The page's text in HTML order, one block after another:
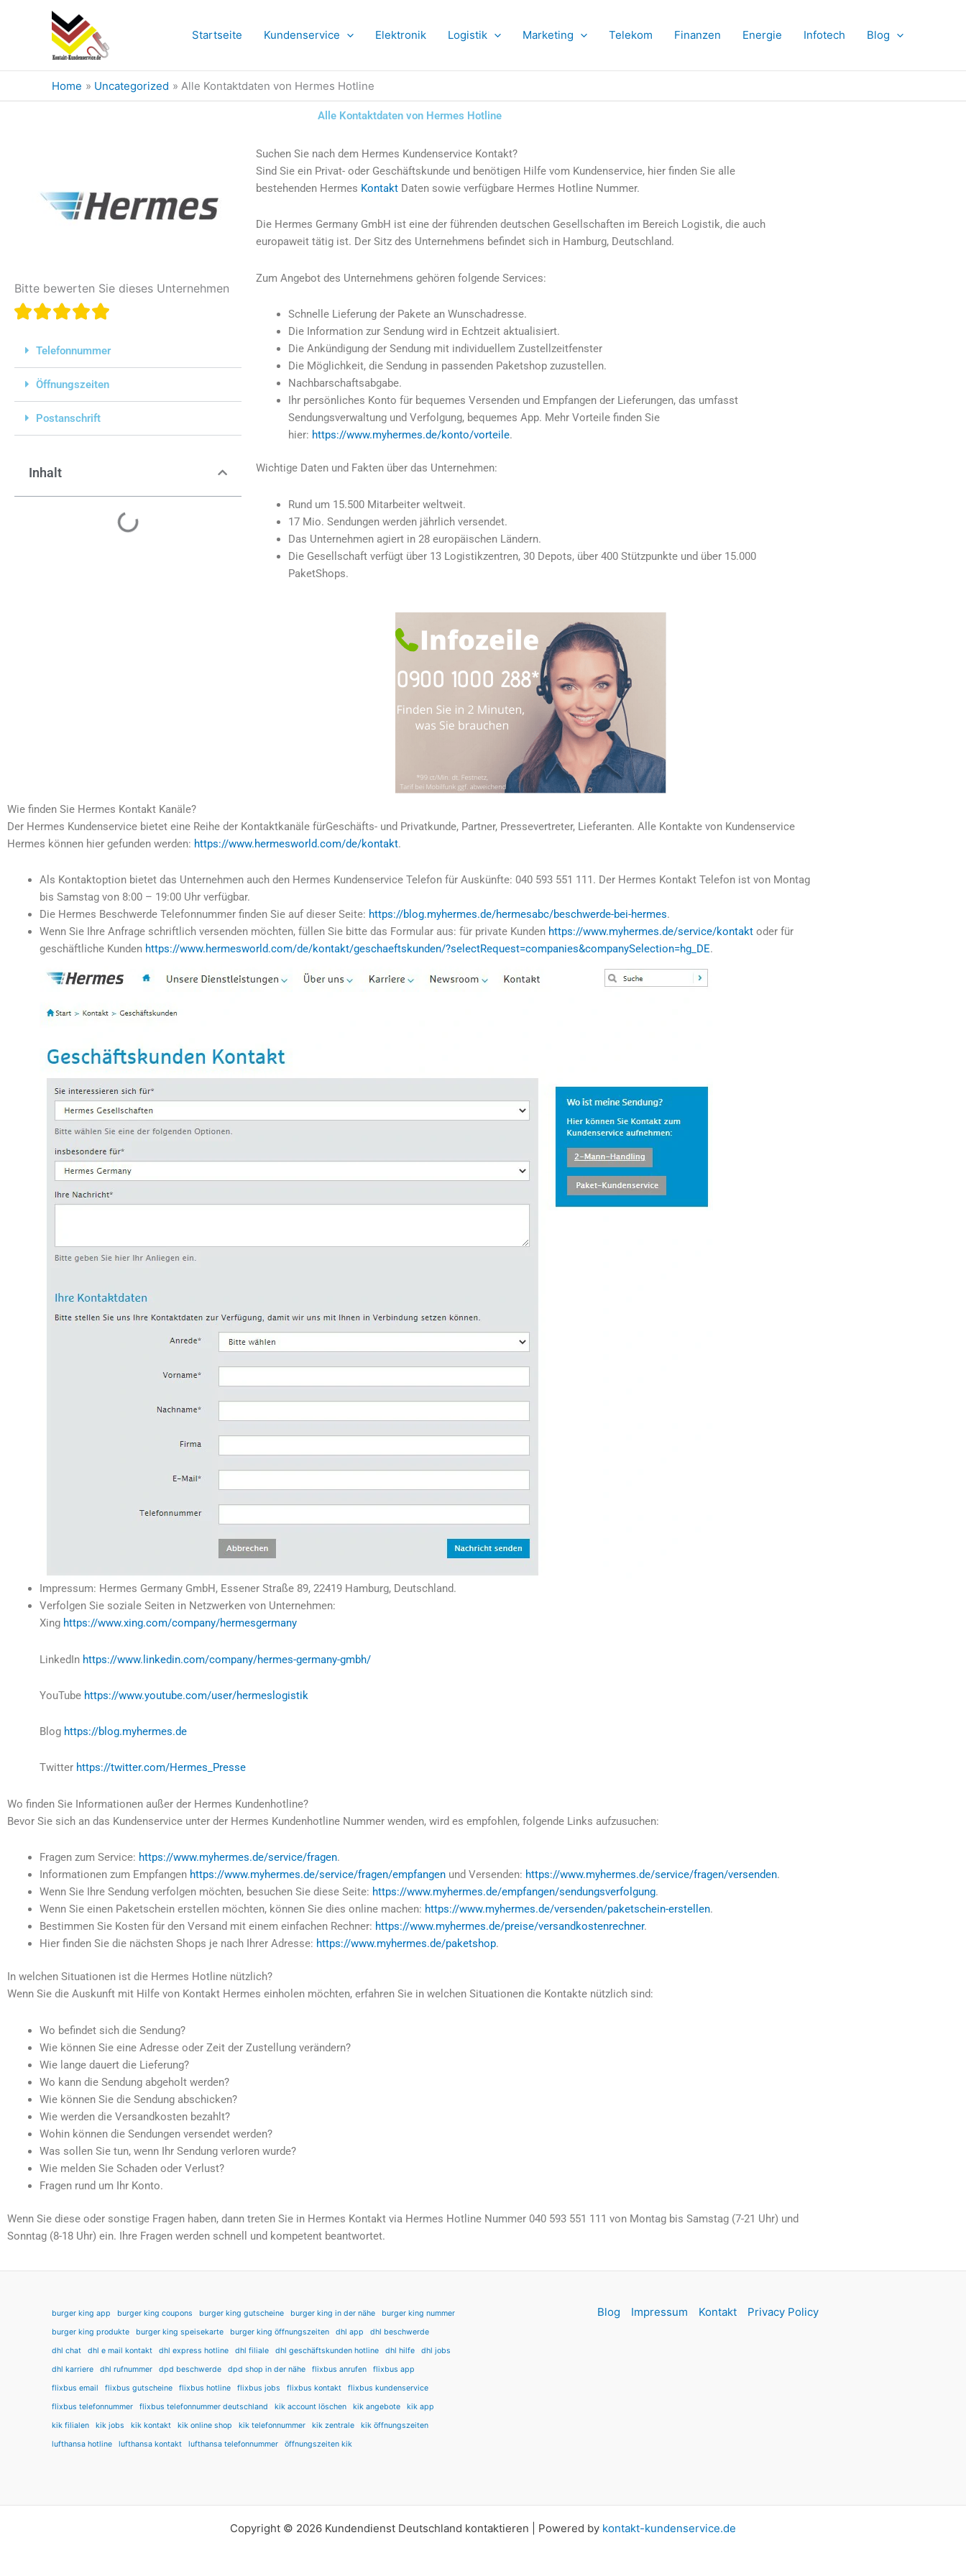
Startseite Kundenservice Elektronik Logistik Marketing Telekom Finanzen Energie Infotech Blog
Home Uncategorized Alle Kontaktdaten von Hermes Hotline
Alle Kontaktdaten von Hermes Hotline
Bitte bewerten Sie dieses Unternehmen
Telefonnummer
Öffnungszeiten
Postanschrift
Inhalt
Suchen Sie nach dem Hermes Kundenservice Kontakt?
Sind Sie ein Privat- oder Geschäftskunde und benötigen Hilfe vom Kundenservice, hier finden Sie alle
bestehenden Hermes Kontakt Daten sowie verfügbare Hermes Hotline Nummer.
Die Hermes Germany GmbH ist eine der führenden deutschen Gesellschaften im Bereich Logistik, die auch
europaweit tätig ist. Der Sitz des Unternehmens befindet sich in Hamburg, Deutschland.
Zum Angebot des Unternehmens gehören folgende Services:
Schnelle Lieferung der Pakete an Wunschadresse.
Die Information zur Sendung wird in Echtzeit aktualisiert.
Die Ankündigung der Sendung mit individuellem Zustellzeitfenster
Die Möglichkeit, die Sendung in passenden Paketshop zuzustellen.
Nachbarschaftsabgabe.
Ihr persönliches Konto für bequemes Versenden und Empfangen der Lieferungen, das umfasst
Sendungsverwaltung und Verfolgung, bequemes App. Mehr Vorteile finden Sie
hier: https://www.myhermes.de/konto/vorteile.
Wichtige Daten und Fakten über das Unternehmen:
Rund um 15.500 Mitarbeiter weltweit.
17 Mio. Sendungen werden jährlich versendet.
Das Unternehmen agiert in 28 europäischen Ländern.
Die Gesellschaft verfügt über 13 Logistikzentren, 30 Depots, über 400 Stützpunkte und über 15.000
PaketShops.
Wie finden Sie Hermes Kontakt Kanäle?
Der Hermes Kundenservice bietet eine Reihe der Kontaktkanäle fürGeschäfts- und Privatkunde, Partner, Pressevertreter, Lieferanten. Alle Kontakte von Kundenservice
Hermes können hier gefunden werden: https://www.hermesworld.com/de/kontakt.
Als Kontaktoption bietet das Unternehmen auch den Hermes Kundenservice Telefon für Auskünfte: 040 593 551 111. Der Hermes Kontakt Telefon ist von Montag
bis Samstag von 8:00 – 19:00 Uhr verfügbar.
Die Hermes Beschwerde Telefonnummer finden Sie auf dieser Seite: https://blog.myhermes.de/hermesabc/beschwerde-bei-hermes.
Wenn Sie Ihre Anfrage schriftlich versenden möchten, füllen Sie bitte das Formular aus: für private Kunden https://www.myhermes.de/service/kontakt oder für
geschäftliche Kunden https://www.hermesworld.com/de/kontakt/geschaeftskunden/?selectRequest=companies&companySelection=hg_DE.
Impressum: Hermes Germany GmbH, Essener Straße 89, 22419 Hamburg, Deutschland.
Verfolgen Sie soziale Seiten in Netzwerken von Unternehmen:
Xing https://www.xing.com/company/hermesgermany
LinkedIn https://www.linkedin.com/company/hermes-germany-gmbh/
YouTube https://www.youtube.com/user/hermeslogistik
Blog https://blog.myhermes.de
Twitter https://twitter.com/Hermes_Presse
Wo finden Sie Informationen außer der Hermes Kundenhotline?
Bevor Sie sich an das Kundenservice unter der Hermes Kundenhotline Nummer wenden, wird es empfohlen, folgende Links aufzusuchen:
Fragen zum Service: https://www.myhermes.de/service/fragen.
Informationen zum Empfangen https://www.myhermes.de/service/fragen/empfangen und Versenden: https://www.myhermes.de/service/fragen/versenden.
Wenn Sie Ihre Sendung verfolgen möchten, besuchen Sie diese Seite: https://www.myhermes.de/empfangen/sendungsverfolgung.
Wenn Sie einen Paketschein erstellen möchten, können Sie dies online machen: https://www.myhermes.de/versenden/paketschein-erstellen.
Bestimmen Sie Kosten für den Versand mit einem einfachen Rechner: https://www.myhermes.de/preise/versandkostenrechner.
Hier finden Sie die nächsten Shops je nach Ihrer Adresse: https://www.myhermes.de/paketshop.
In welchen Situationen ist die Hermes Hotline nützlich?
Wenn Sie die Auskunft mit Hilfe von Kontakt Hermes einholen möchten, erfahren Sie in welchen Situationen die Kontakte nützlich sind:
Wo befindet sich die Sendung?
Wie können Sie eine Adresse oder Zeit der Zustellung verändern?
Wie lange dauert die Lieferung?
Wo kann die Sendung abgeholt werden?
Wie können Sie die Sendung abschicken?
Wie werden die Versandkosten bezahlt?
Wohin können die Sendungen versendet werden?
Was sollen Sie tun, wenn Ihr Sendung verloren wurde?
Wie melden Sie Schaden oder Verlust?
Fragen rund um Ihr Konto.
Wenn Sie diese oder sonstige Fragen haben, dann treten Sie in Hermes Kontakt via Hermes Hotline Nummer 040 593 551 111 von Montag bis Samstag (7-21 Uhr) und
Sonntag (8-18 Uhr) ein. Ihre Fragen werden schnell und kompetent beantwortet.
burger king app burger king coupons burger king gutscheine burger king in der nähe
burger king nummer
burger king produkte
burger king speisekarte burger king öffnungszeiten dhl app
dhl beschwerde
dhl chat
dhl e mail kontakt dhl express hotline dhl filiale dhl geschäftskunden hotline dhl hilfe
dhl jobs
dhl karriere
dhl rufnummer dpd beschwerde dpd shop in der nähe flixbus anrufen
flixbus app
flixbus email
flixbus gutscheine flixbus hotline flixbus jobs flixbus kontakt
flixbus kundenservice
flixbus telefonnummer
flixbus telefonnummer deutschland kik account löschen kik angebote
kik app
kik filialen
kik jobs kik kontakt kik online shop kik telefonnummer kik zentrale
kik öffnungszeiten
lufthansa hotline
lufthansa kontakt lufthansa telefonnummer öffnungszeiten kik
Blog Impressum Kontakt Privacy Policy
Copyright © 2026 Kundendienst Deutschland kontaktieren | Powered by kontakt-kundenservice.de